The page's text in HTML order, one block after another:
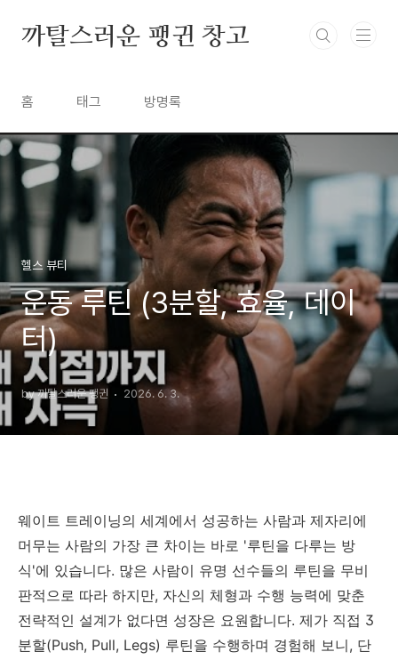
까탈스러운 팽귄 창고
홈 태그 방명록
헬스 뷰티
운동 루틴 (3분할, 효율, 데이
터)
by 까탈스러운 팽귄 2026. 6. 3.
웨이트 트레이닝의 세계에서 성공하는 사람과 제자리에
머무는 사람의 가장 큰 차이는 바로 '루틴을 다루는 방
식'에 있습니다. 많은 사람이 유명 선수들의 루틴을 무비
판적으로 따라 하지만, 자신의 체형과 수행 능력에 맞춘
전략적인 설계가 없다면 성장은 요원합니다. 제가 직접 3
분할(Push, Pull, Legs) 루틴을 수행하며 경험해 보니, 단